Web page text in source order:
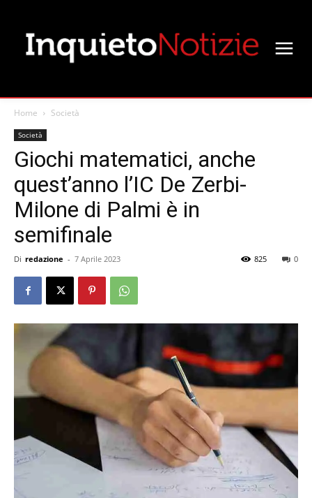
Home Società
Società
Giochi matematici, anche
quest’anno l’IC De Zerbi-
Milone di Palmi è in
semifinale
Di redazione - 7 Aprile 2023 0
825